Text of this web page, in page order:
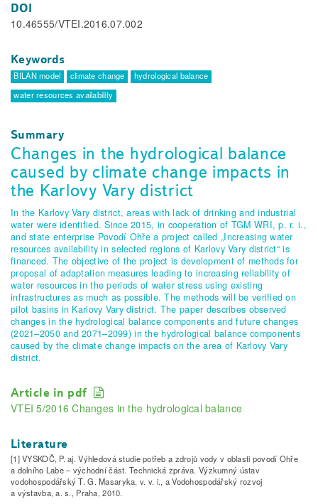
DOI
10.46555/VTEI.2016.07.002
Keywords
BILAN model climate change
hydrological balance
water resources availability
Summary
Changes in the hydrological balance
caused by climate change impacts in
the Karlovy Vary district
In the Karlovy Vary district, areas with lack of drinking and industrial
water were identified. Since 2015, in cooperation of TGM WRI, p. r. i.,
and state enterprise Povodí Ohře a project called „Increasing water
resources availability in selected regions of Karlovy Vary district“ is
financed. The objective of the project is development of methods for
proposal of adaptation measures leading to increasing reliability of
water resources in the periods of water stress using existing
infrastructures as much as possible. The methods will be verified on
pilot basins in Karlovy Vary district. The paper describes observed
changes in the hydrological balance components and future changes
(2021–2050 and 2071–2099) in the hydrological balance components
caused by the climate change impacts on the area of Karlovy Vary
district.
Article in pdf
VTEI 5/2016 Changes in the hydrological balance
Literature
[1] VYSKOČ, P. aj. Výhledová studie potřeb a zdrojů vody v oblasti povodí Ohře
a dolního Labe – východní část. Technická zpráva. Výzkumný ústav
vodohospodářský T. G. Masaryka, v. v. i., a Vodohospodářský rozvoj
a výstavba, a. s., Praha, 2010.